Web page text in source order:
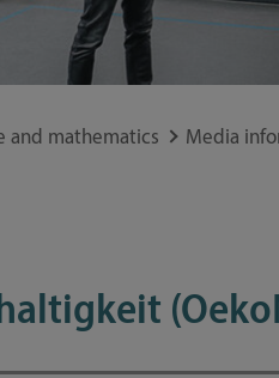
Study
and mathematics Media